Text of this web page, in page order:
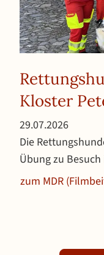
Kloster
29.07.2026
Die
Übung zu
zum MDR